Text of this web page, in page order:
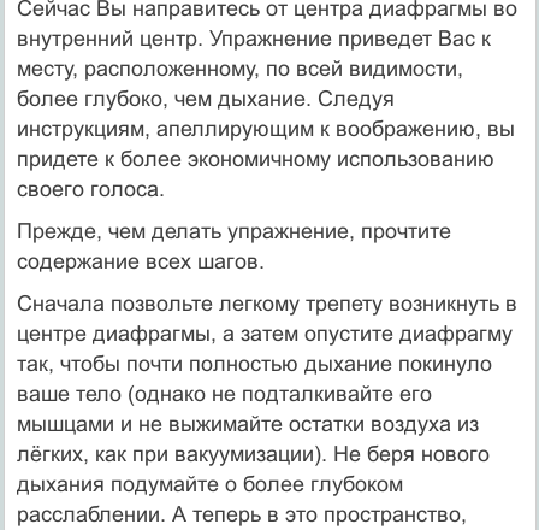
Сейчас Вы направитесь от центра диафрагмы во
внутренний центр. Упражнение приведет Вас к
месту, расположенному, по всей видимости,
более глубоко, чем дыхание. Следуя
инструкциям, апеллирующим к воображению, вы
придете к более экономичному использованию
своего голоса.
Прежде, чем делать упражнение, прочтите
содержание всех шагов.
Сначала позвольте легкому трепету возникнуть в
центре диафрагмы, а затем опустите диафрагму
так, чтобы почти полностью дыхание покинуло
ваше тело (однако не подталкивайте его
мышцами и не выжимайте остатки воздуха из
лёгких, как при вакуумизации). Не беря нового
дыхания подумайте о более глубоком
расслаблении. А теперь в это пространство,